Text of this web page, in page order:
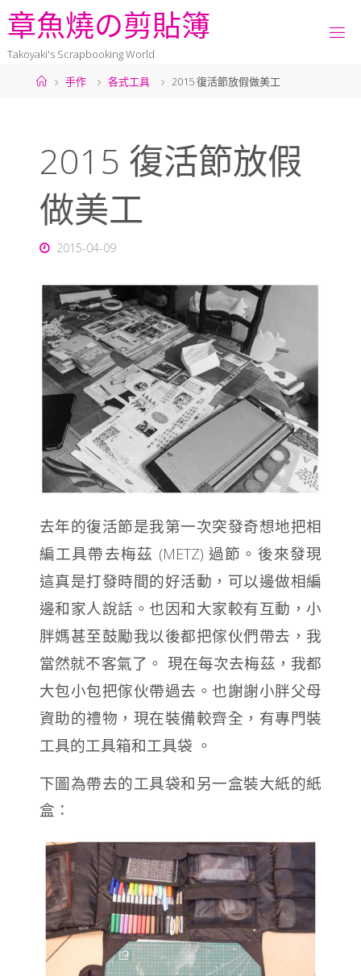
章魚燒の剪貼簿
Takoyaki's Scrapbooking World
手作
各式工具 2015 復活節放假做美工
2015 復活節放假
做美工
2015-04-09
去年的復活節是我第一次突發奇想地把相
編工具帶去梅茲 (METZ) 過節。 後來發現
這真是打發時間的好活動，可以邊做相編
邊和家人說話。也因和大家較有互動，小
胖媽甚至鼓勵我以後都把傢伙們帶去，我
當然就不客氣了。
現在每次去梅茲 ， 我都
大包小包把傢伙帶過去。也謝謝小胖父母
資助的禮物， 現在裝備較齊全，有專門裝
工具的工具箱和工具袋 。
下圖為帶去的工具袋和另一盒裝大紙的紙
盒：